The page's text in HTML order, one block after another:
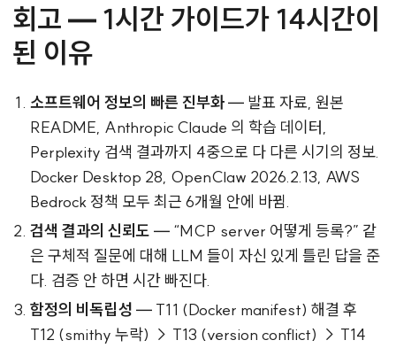
회고 — 1시간 가이드가 14시간이
된 이유
소프트웨어 정보의 빠른 진부화— 발표 자료, 원본
README, Anthropic Claude 의 학습 데이터,
Perplexity 검색 결과까지 4중으로 다 다른 시기의 정보.
Docker Desktop 28, OpenClaw 2026.2.13, AWS
Bedrock 정책 모두 최근 6개월 안에 바뀜.
검색 결과의 신뢰도 — “MCP server 어떻게 등록?” 같
은 구체적 질문에 대해 LLM 들이 자신 있게 틀린 답을 준
다. 검증 안 하면 시간 빠진다.
함정의 비독립성 — T11 (Docker manifest) 해결 후
T12 (smithy 누락) → T13 (version conflict) → T14